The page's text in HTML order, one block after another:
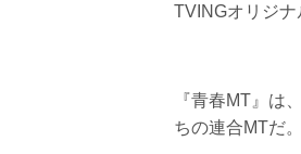
TVINGオリジナ
『青春MT』は
ちの連合MTだ。